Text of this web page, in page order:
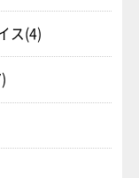
ス(4)